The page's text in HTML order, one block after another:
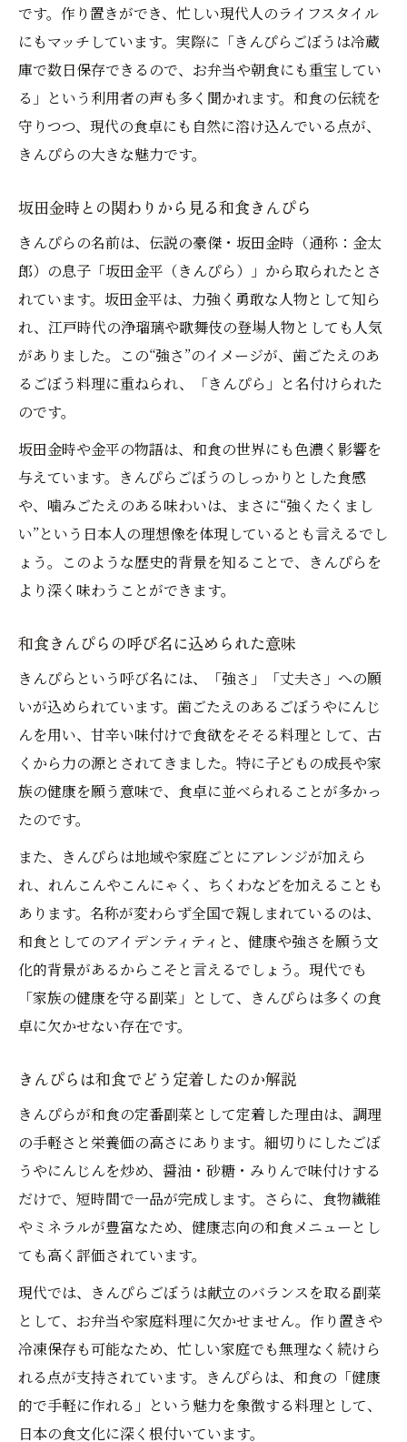
和食きんぴらの食感を活かす切り方の工夫
和食きんぴら作りで失敗しない炒め方
味付けに迷わない和食きんぴらの調味料選
び
毎日の和食に役立つきんぴらのアレンジ法
和食副菜きんぴらの彩りアップの工夫
お弁当に最適な和食きんぴらアレンジ例
和食きんぴらごぼうの味変アイデア集
です。作り置きができ、忙しい現代人のライフスタイル
にもマッチしています。実際に「きんぴらごぼうは冷蔵
庫で数日保存できるので、お弁当や朝食にも重宝してい
る」という利用者の声も多く聞かれます。和食の伝統を
守りつつ、現代の食卓にも自然に溶け込んでいる点が、
きんぴらの大きな魅力です。
坂田金時との関わりから見る和食きんぴら
きんぴらの名前は、伝説の豪傑・坂田金時（通称：金太
郎）の息子「坂田金平（きんぴら）」から取られたとさ
れています。坂田金平は、力強く勇敢な人物として知ら
れ、江戸時代の浄瑠璃や歌舞伎の登場人物としても人気
がありました。この“強さ”のイメージが、歯ごたえのあ
るごぼう料理に重ねられ、「きんぴら」と名付けられた
のです。
坂田金時や金平の物語は、和食の世界にも色濃く影響を
与えています。きんぴらごぼうのしっかりとした食感
や、噛みごたえのある味わいは、まさに“強くたくまし
い”という日本人の理想像を体現しているとも言えるでし
ょう。このような歴史的背景を知ることで、きんぴらを
より深く味わうことができます。
和食きんぴらの呼び名に込められた意味
きんぴらという呼び名には、「強さ」「丈夫さ」への願
いが込められています。歯ごたえのあるごぼうやにんじ
んを用い、甘辛い味付けで食欲をそそる料理として、古
くから力の源とされてきました。特に子どもの成長や家
族の健康を願う意味で、食卓に並べられることが多かっ
たのです。
また、きんぴらは地域や家庭ごとにアレンジが加えら
れ、れんこんやこんにゃく、ちくわなどを加えることも
あります。名称が変わらず全国で親しまれているのは、
和食としてのアイデンティティと、健康や強さを願う文
化的背景があるからこそと言えるでしょう。現代でも
「家族の健康を守る副菜」として、きんぴらは多くの食
卓に欠かせない存在です。
きんぴらは和食でどう定着したのか解説
きんぴらが和食の定番副菜として定着した理由は、調理
の手軽さと栄養価の高さにあります。細切りにしたごぼ
うやにんじんを炒め、醤油・砂糖・みりんで味付けする
だけで、短時間で一品が完成します。さらに、食物繊維
やミネラルが豊富なため、健康志向の和食メニューとし
ても高く評価されています。
現代では、きんぴらごぼうは献立のバランスを取る副菜
として、お弁当や家庭料理に欠かせません。作り置きや
冷凍保存も可能なため、忙しい家庭でも無理なく続けら
れる点が支持されています。きんぴらは、和食の「健康
的で手軽に作れる」という魅力を象徴する料理として、
日本の食文化に深く根付いています。